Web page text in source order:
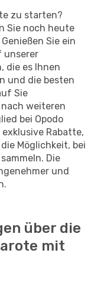
zu starten?
Sie noch heute
Sie ein
unserer
die es Ihnen
und die besten
Sie
weiteren
bei Opodo
Rabatte,
Möglichkeit, bei
Die
und
über die
mit